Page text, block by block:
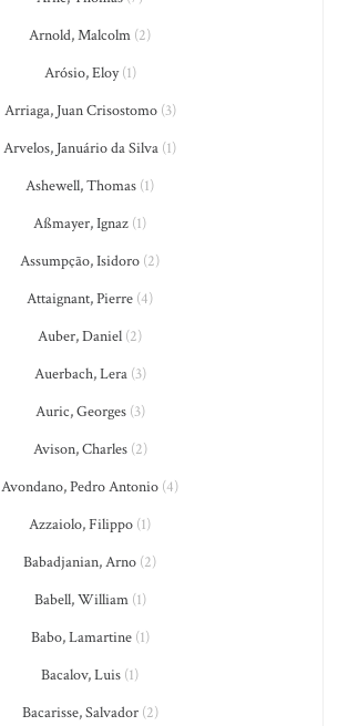
Arnold, Malcolm (2)
Arósio, Eloy(1)
Arriaga, Juan Crisostomo(3)
Arvelos, Januário da Silva (1)
Ashewell, Thomas (1)
Aßmayer, Ignaz (1)
Assumpção, Isidoro (2)
Attaignant, Pierre (4)
Auber, Daniel (2)
Auerbach, Lera(3)
Auric, Georges(3)
Avison, Charles(2)
Avondano, Pedro Antonio (4)
Azzaiolo, Filippo (1)
Babadjanian, Arno (2)
Babell, William(1)
Babo, Lamartine(1)
Bacalov, Luis (1)
Bacarisse, Salvador(2)